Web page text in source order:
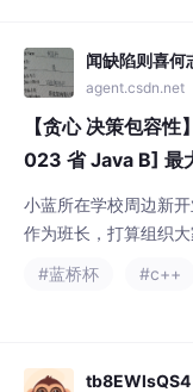
闻缺陷则喜何
agent.csdn.net
【贪心 决策包容
023 省 Java B] 最
小蓝所在学校周边新
作为班长，打算组织
共有 $N$ 个人参加这
时，这些团购的人便
#蓝桥杯 #c++
tb8EWlsQS4